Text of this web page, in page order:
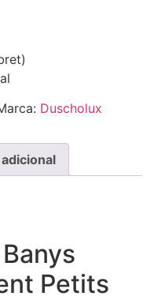
Duscholux
Petits